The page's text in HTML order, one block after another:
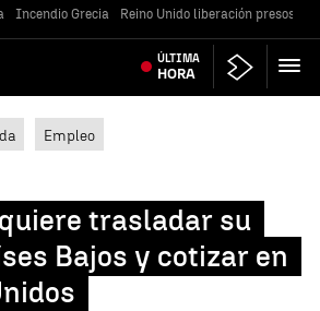
Incendio Grecia Reino Unido liberación presos
ÚLTIMA
HORA
Empleo
trasladar su
Bajos y cotizar en